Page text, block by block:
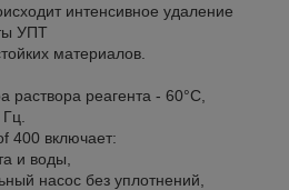
интенсивное удаление
УПТ
материалов.
раствора реагента - 60°С,
400 включает:
и воды,
насос без уплотнений,